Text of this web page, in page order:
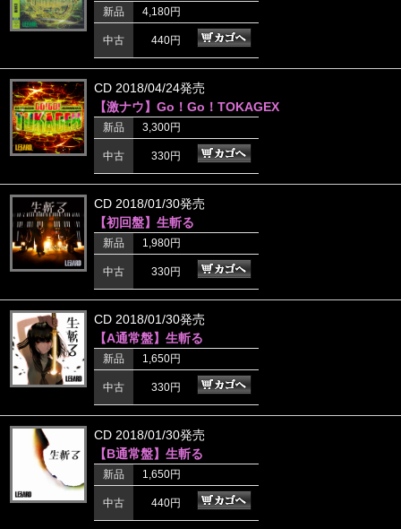
新品 4,180円
中古 440円
CD 2018/04/24発売
【激ナウ】Go！Go！TOKAGEX
新品 3,300円
中古 330円
CD 2018/01/30発売
【初回盤】生斬る
新品 1,980円
中古 330円
CD 2018/01/30発売
【A通常盤】生斬る
新品 1,650円
中古 330円
CD 2018/01/30発売
【B通常盤】生斬る
新品 1,650円
中古 440円